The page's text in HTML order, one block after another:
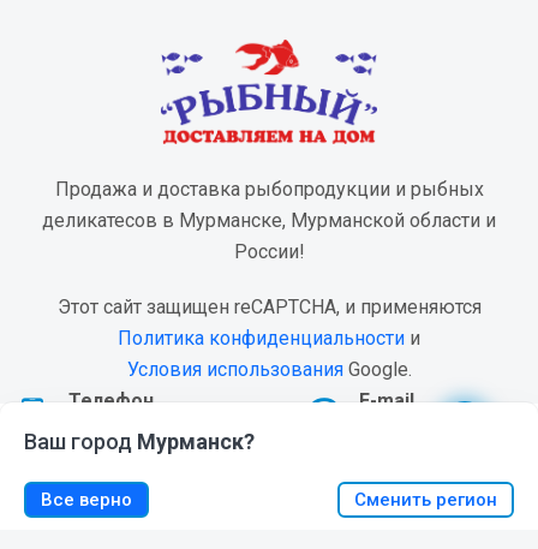
МЕНЮ ИЗБРАННОЕ
Продажа и доставка рыбопродукции и рыбных
деликатесов в Мурманске, Мурманской области и
России!
Этот сайт защищен reCAPTCHA, и применяются
Политика конфиденциальности и
Условия использованияGoogle.
Телефон
+7(8152) 20-88-22
E-mail
Ваш город Мурманск?
Все верно Сменить регион
Нажмите
и выберете «На экран Домой»
Мы используем файлы cookie